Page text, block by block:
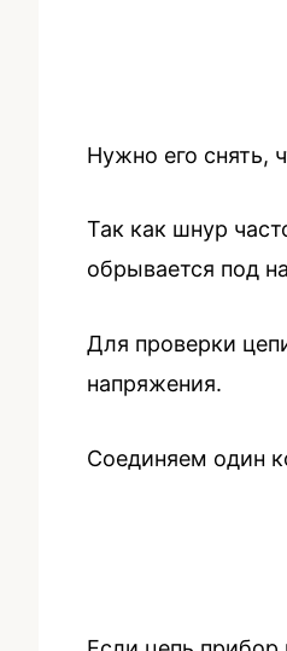
Нужно его снять,
Так как шнур
обрывается под
Для проверки
напряжения.
Соединяем один